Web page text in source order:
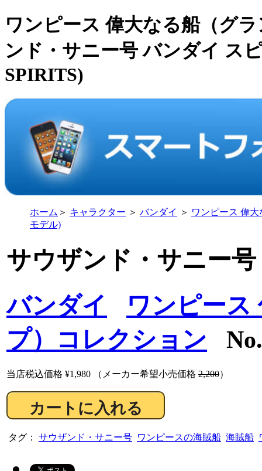
ワンピース 偉大なる船（グ
ンド・サニー号 バンダイ ス
SPIRITS)
ホーム ＞ キャラクター ＞ バンダイ ＞ ワンピース 偉
モデル)
サウザンド・サニー
バンダイ
ワンピース
プ）コレクション
当店税込価格 ¥1,980 （メーカー希望小売価格 2,200）
タグ： サウザンド・サニー号 ワンピースの海賊船 海賊船